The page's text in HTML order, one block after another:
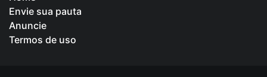
Envie sua pauta
Anuncie
Termos de uso